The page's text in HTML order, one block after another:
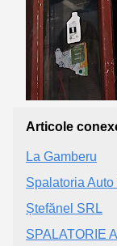
Articole
La Gamberu
Spalatoria Auto
Ștefănel SRL
SPALATORIE